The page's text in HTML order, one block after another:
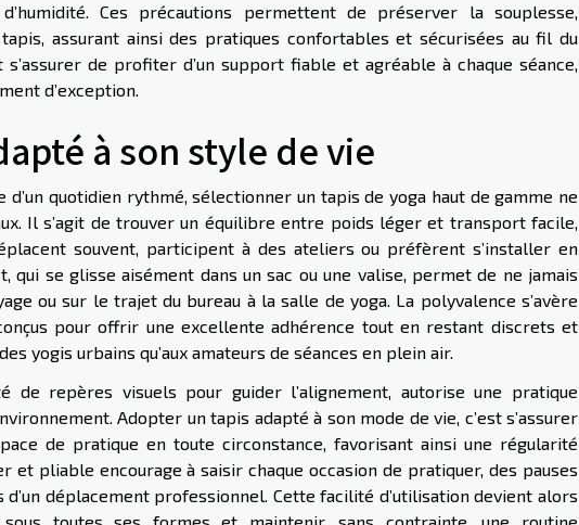
Ces précautions permettent de préserver la souplesse,
assurant ainsi des pratiques confortables et sécurisées au fil du
s’assurer de profiter d’un support fiable et agréable à chaque séance,
d’exception.
à son style de vie
quotidien rythmé, sélectionner un tapis de yoga haut de gamme ne
Il s’agit de trouver un équilibre entre poids léger et transport facile,
souvent, participent à des ateliers ou préfèrent s’installer en
qui se glisse aisément dans un sac ou une valise, permet de ne jamais
ou sur le trajet du bureau à la salle de yoga. La polyvalence s’avère
pour offrir une excellente adhérence tout en restant discrets et
yogis urbains qu’aux amateurs de séances en plein air.
de repères visuels pour guider l’alignement, autorise une pratique
Adopter un tapis adapté à son mode de vie, c’est s’assurer
de pratique en toute circonstance, favorisant ainsi une régularité
et pliable encourage à saisir chaque occasion de pratiquer, des pauses
déplacement professionnel. Cette facilité d’utilisation devient alors